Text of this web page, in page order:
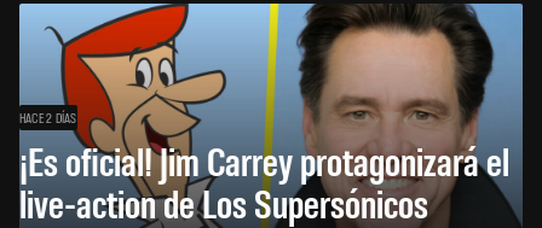
HACE 2 DÍAS
¡Es oficial! Jim Carrey protagonizará el
live-action de Los Supersónicos